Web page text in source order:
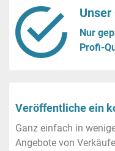
Nur
Profi-
Veröffentliche ein
Ganz einfach in
Angebote von